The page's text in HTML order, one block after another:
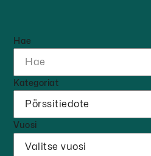
Hae
Kategoriat
Vuosi